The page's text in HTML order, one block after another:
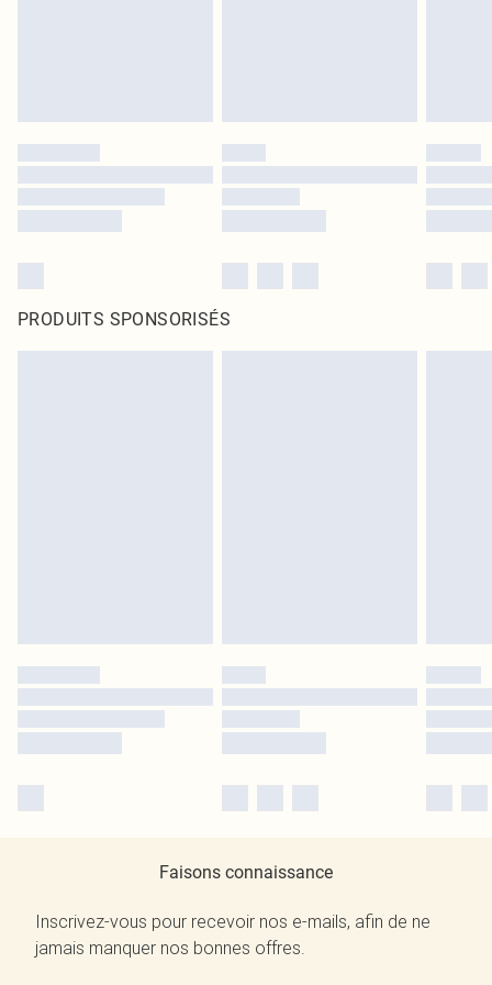
PRODUITS SPONSORISÉS
Faisons connaissance
Inscrivez-vous pour recevoir nos e-mails, afin de ne
jamais manquer nos bonnes offres.